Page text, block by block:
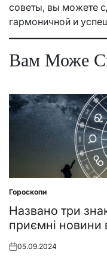
советы, вы можете
гармоничной и
Вам Може
Posted
in
Гороскопи
Названо три
приємні новини
Posted
05.09.2024